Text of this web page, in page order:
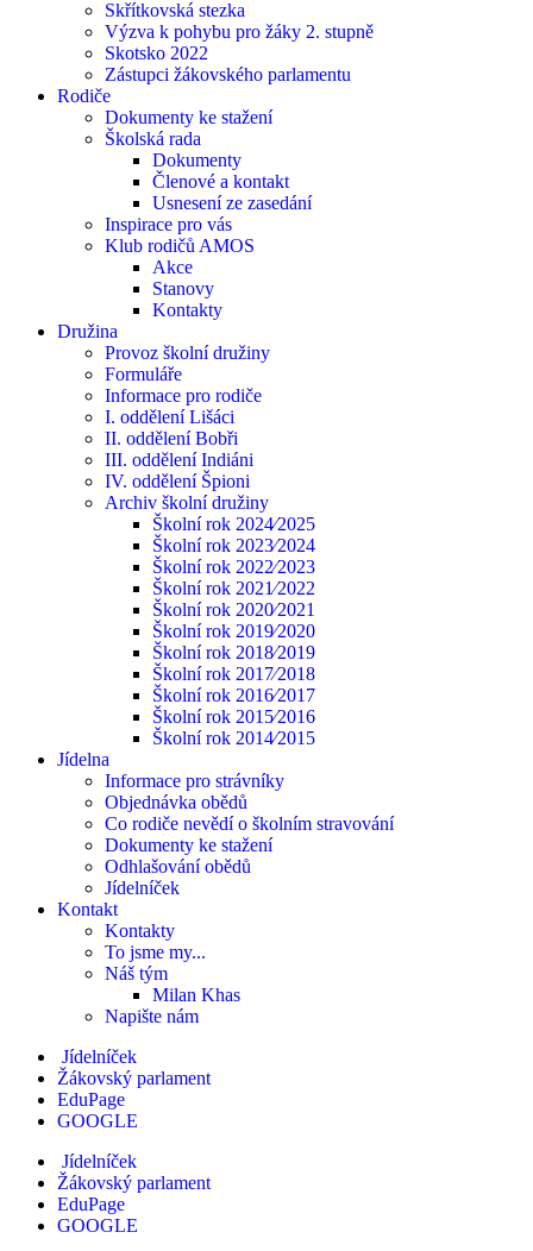
Skřítkovská stezka
Výzva k pohybu pro žáky 2. stupně
Skotsko 2022
Zástupci žákovského parlamentu
Rodiče
Dokumenty ke stažení
Školská rada
Dokumenty
Členové a kontakt
Usnesení ze zasedání
Inspirace pro vás
Klub rodičů AMOS
Akce
Stanovy
Kontakty
Družina
Provoz školní družiny
Formuláře
Informace pro rodiče
I. oddělení Lišáci
II. oddělení Bobři
III. oddělení Indiáni
IV. oddělení Špioni
Archiv školní družiny
Školní rok 2024⁄2025
Školní rok 2023⁄2024
Školní rok 2022⁄2023
Školní rok 2021⁄2022
Školní rok 2020⁄2021
Školní rok 2019⁄2020
Školní rok 2018⁄2019
Školní rok 2017⁄2018
Školní rok 2016⁄2017
Školní rok 2015⁄2016
Školní rok 2014⁄2015
Jídelna
Informace pro strávníky
Objednávka obědů
Co rodiče nevědí o školním stravování
Dokumenty ke stažení
Odhlašování obědů
Jídelníček
Kontakt
Kontakty
To jsme my...
Náš tým
Milan Khas
Napište nám
Jídelníček
Žákovský parlament
EduPage
GOOGLE
Jídelníček
Žákovský parlament
EduPage
GOOGLE